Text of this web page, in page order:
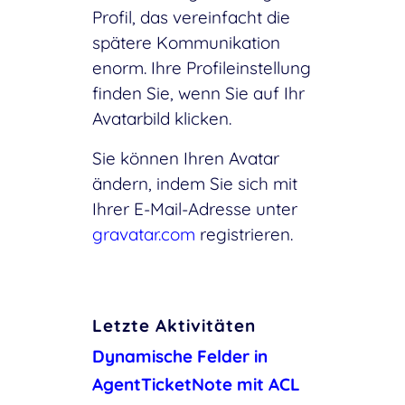
Profil, das vereinfacht die
spätere Kommunikation
enorm. Ihre Profileinstellung
finden Sie, wenn Sie auf Ihr
Avatarbild klicken.
Sie können Ihren Avatar
ändern, indem Sie sich mit
Ihrer E-Mail-Adresse unter
gravatar.com registrieren.
Letzte Aktivitäten
Dynamische Felder in
AgentTicketNote mit ACL